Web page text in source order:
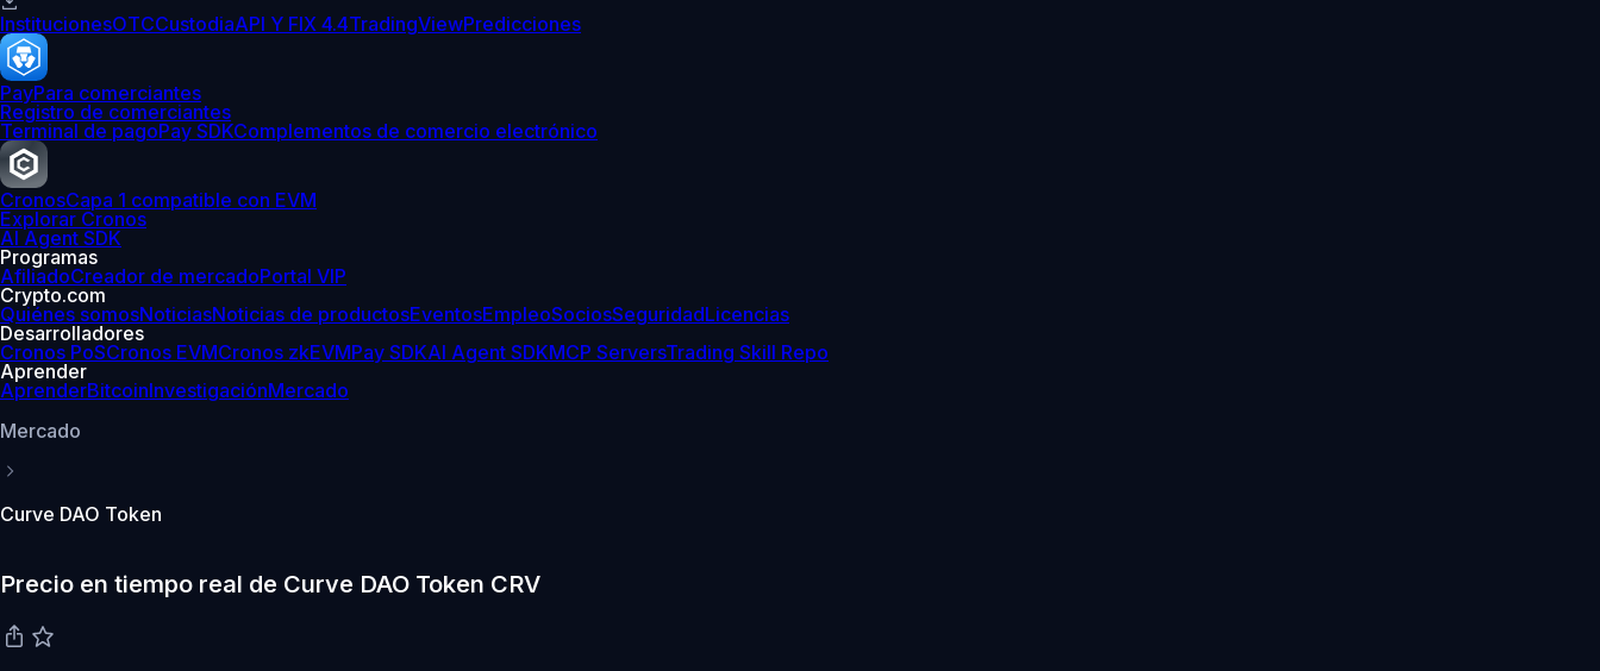
InstitucionesOTCCustodiaAPI Y FIX 4.4TradingViewPredicciones
PayPara comerciantes
Registro de comerciantes
Terminal de pagoPay SDKComplementos de comercio electrónico
CronosCapa 1 compatible con EVM
Explorar Cronos
AI Agent SDK
Programas
AfiliadoCreador de mercadoPortal VIP
Crypto.com
Quiénes somosNoticiasNoticias de productosEventosEmpleoSociosSeguridadLicencias
Desarrolladores
Cronos PoSCronos EVMCronos zkEVMPay SDKAI Agent SDKMCP ServersTrading Skill Repo
Aprender
AprenderBitcoinInvestigaciónMercado
Mercado
Curve DAO Token
Precio en tiempo real de Curve DAO Token CRV